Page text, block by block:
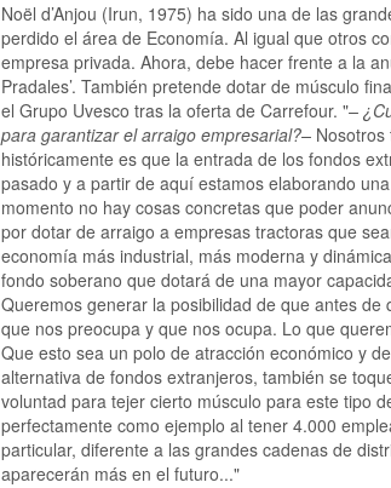
Noël d’Anjou (Irun, 1975) ha sido una de las
perdido el área de Economía. Al igual que otros
empresa privada. Ahora, debe hacer frente a la
Pradales’. También pretende dotar de músculo
el Grupo Uvesco tras la oferta de Carrefour. "–
para garantizar el arraigo empresarial?–Nosotros
históricamente es que la entrada de los fondos
pasado y a partir de aquí estamos elaborando
momento no hay cosas concretas que poder
por dotar de arraigo a empresas tractoras que
economía más industrial, más moderna y
fondo soberano que dotará de una mayor
Queremos generar la posibilidad de que antes
que nos preocupa y que nos ocupa. Lo que
Que esto sea un polo de atracción económico y
alternativa de fondos extranjeros, también se
voluntad para tejer cierto músculo para este tipo
perfectamente como ejemplo al tener 4.000
particular, diferente a las grandes cadenas de
aparecerán más en el futuro..."